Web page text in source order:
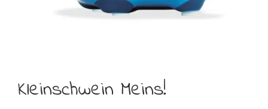
Kleinschwein Meins!